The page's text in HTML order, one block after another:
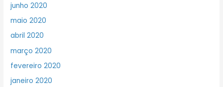
junho 2020
maio 2020
abril 2020
março 2020
fevereiro 2020
janeiro 2020